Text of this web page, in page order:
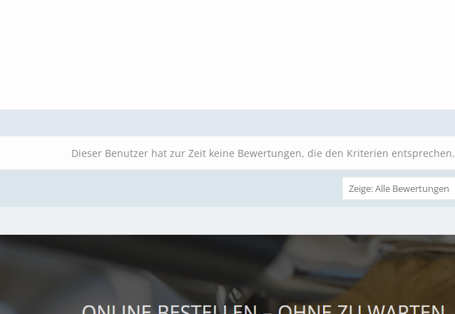
Dieser Benutzer hat zur Zeit keine Bewertungen, die den Kriterien entsprechen.